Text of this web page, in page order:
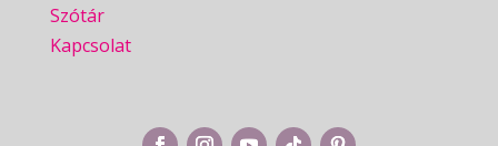
Szótár
Kapcsolat